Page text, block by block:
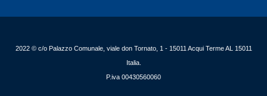
2022 © c/o Palazzo Comunale, viale don Tornato, 1 - 15011 Acqui Terme AL 15011
Italia.
P.iva 00430560060